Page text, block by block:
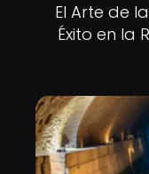
El Arte de
Éxito en la